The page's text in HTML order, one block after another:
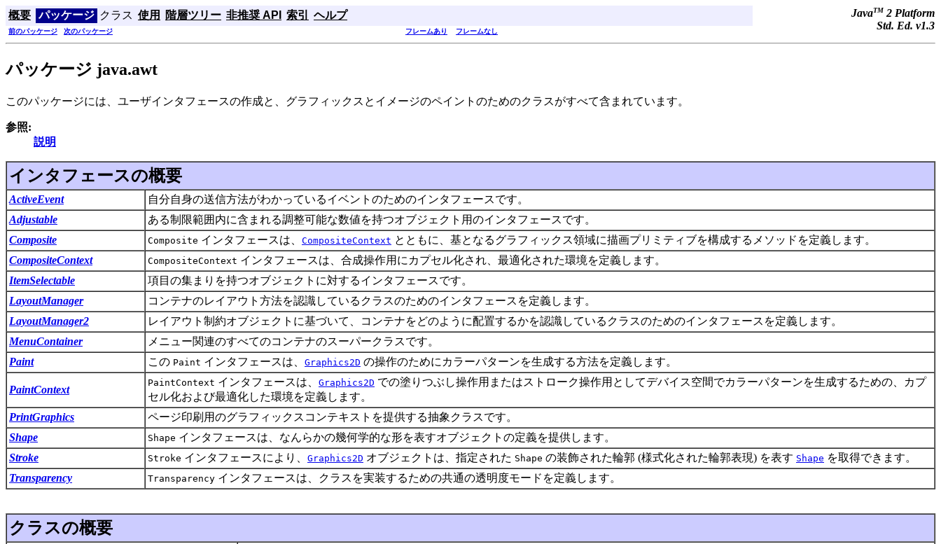
概要 パッケージ クラス 使用 階層ツリー 非推奨 API 索引 ヘルプ JavaTM 2 Platform
Std. Ed. v1.3
前のパッケージ 次のパッケージ フレームあり フレームなし
パッケージ java.awt
このパッケージには、ユーザインタフェースの作成と、グラフィックスとイメージのペイントのためのクラスがすべて含まれています。
参照:
説明
インタフェースの概要
ActiveEvent
自分自身の送信方法がわかっているイベントのためのインタフェースです。
Adjustable
ある制限範囲内に含まれる調整可能な数値を持つオブジェクト用のインタフェースです。
Composite
Composite インタフェースは、 CompositeContext とともに、基となるグラフィックス領域に描画プリミティブを構成するメソッドを定義します。
CompositeContext
CompositeContext インタフェースは、合成操作用にカプセル化され、最適化された環境を定義します。
ItemSelectable
項目の集まりを持つオブジェクトに対するインタフェースです。
LayoutManager
コンテナのレイアウト方法を認識しているクラスのためのインタフェースを定義します。
LayoutManager2
レイアウト制約オブジェクトに基づいて、コンテナをどのように配置するかを認識しているクラスのためのインタフェースを定義します。
MenuContainer
メニュー関連のすべてのコンテナのスーパークラスです。
Paint
この Paint インタフェースは、 Graphics2D の操作のためにカラーパターンを生成する方法を定義します。
PaintContext
PaintContext インタフェースは、 Graphics2D での塗りつぶし操作用またはストローク操作用としてデバイス空間でカラーパターンを生成するための、カプ
セル化および最適化した環境を定義します。
PrintGraphics
ページ印刷用のグラフィックスコンテキストを提供する抽象クラスです。
Shape
Shape インタフェースは、なんらかの幾何学的な形を表すオブジェクトの定義を提供します。
Stroke
Stroke インタフェースにより、 Graphics2D オブジェクトは、指定された Shape の装飾された輪郭 (様式化された輪郭表現) を表す Shape を取得できます。
Transparency
Transparency インタフェースは、クラスを実装するための共通の透明度モードを定義します。
クラスの概要